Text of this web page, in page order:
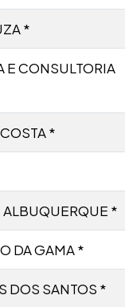
*
E CONSULTORIA
*
*
DA GAMA *
DOS SANTOS *